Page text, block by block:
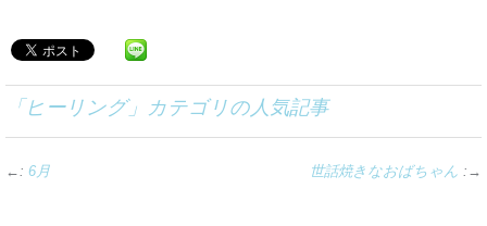
「ヒーリング」カテゴリの人気記事
←: 6月 世話焼きなおばちゃん :→